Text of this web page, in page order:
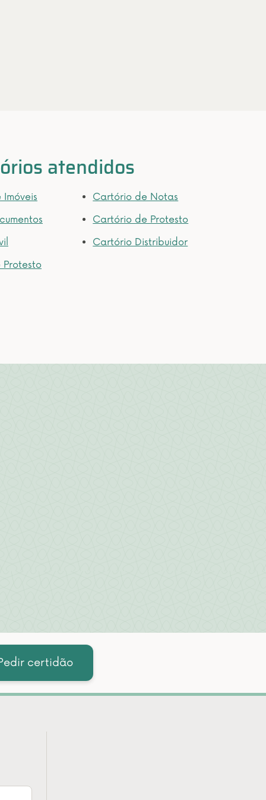
atendidos
Cartório de Notas
Cartório de Protesto
Cartório Distribuidor
certidão